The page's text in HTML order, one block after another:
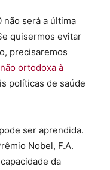
não será a última
quisermos evitar
precisaremos
ortodoxa à
políticas de saúde
ser aprendida.
Nobel, F.A.
da